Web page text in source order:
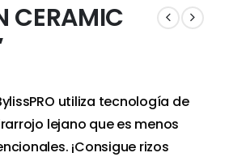
CERAMIC
utiliza tecnología de
lejano que es menos
¡Consigue rizos